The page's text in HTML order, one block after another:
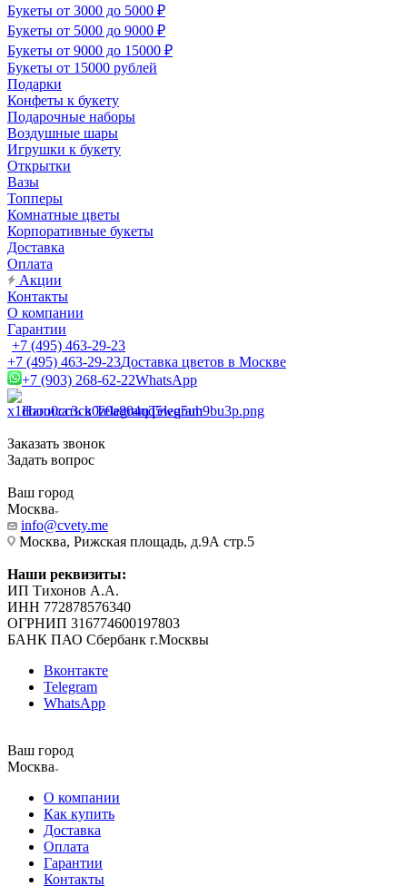
Букеты от 3000 до 5000 ₽
Букеты от 5000 до 9000 ₽
Букеты от 9000 до 15000 ₽
Букеты от 15000 рублей
Подарки
Конфеты к букету
Подарочные наборы
Воздушные шары
Игрушки к букету
Открытки
Вазы
Топперы
Комнатные цветы
Корпоративные букеты
Доставка
Оплата
Акции
Контакты
О компании
Гарантии
+7 (495) 463-29-23
+7 (495) 463-29-23Доставка цветов в Москве
+7 (903) 268-62-22WhatsApp
Написать в TelegramTelegram
Заказать звонок
Задать вопрос
Ваш город
Москва
info@cvety.me
Москва, Рижская площадь, д.9А стр.5
Наши реквизиты:
ИП Тихонов А.А.
ИНН 772878576340
ОГРНИП 316774600197803
БАНК ПАО Сбербанк г.Москвы
Вконтакте
Telegram
WhatsApp
Ваш город
Москва
О компании
Как купить
Доставка
Оплата
Гарантии
Контакты